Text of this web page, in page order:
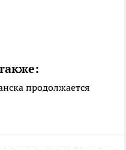
продолжается